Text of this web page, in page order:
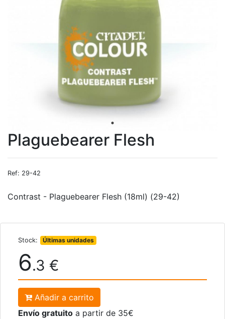
Plaguebearer Flesh
Ref: 29-42
Contrast - Plaguebearer Flesh (18ml) (29-42)
Stock: Últimas unidades
6.3 €
Añadir a carrito
Envío gratuito a partir de 35€